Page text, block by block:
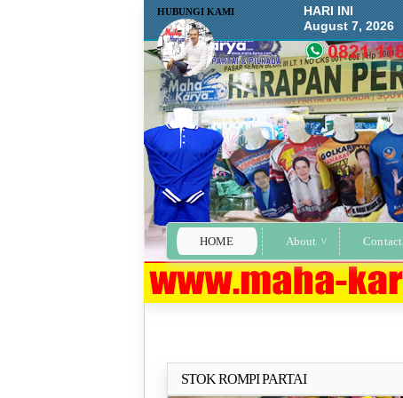
HOME About Contact
HUBUNGI KAMI
HARI INI
August 7, 2026
STOK ROMPI PARTAI